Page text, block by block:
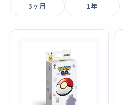
3ヶ月
1年